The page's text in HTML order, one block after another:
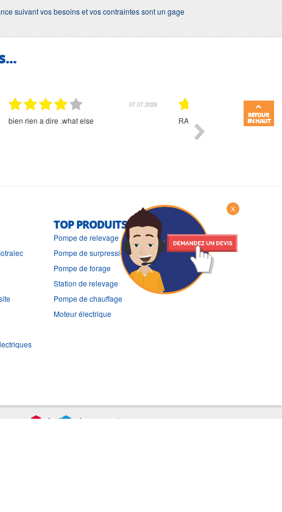
suivant vos besoins et vos contraintes sont un gage
01.07.2026
Commande et délais parfait Très bon suivi et très
TOP PRODUITS
Pompe de relevage
Pompe de surpression
Pompe de forage
Station de relevage
Pompe de chauffage
Moteur électrique
X
RETOUR
EN HAUT